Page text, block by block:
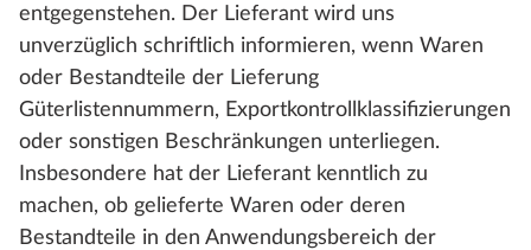
entgegenstehen. Der Lieferant wird uns
unverzüglich schriftlich informieren, wenn Waren
oder Bestandteile der Lieferung
Güterlistennummern, Exportkontrollklassifizierungen
oder sonstigen Beschränkungen unterliegen.
Insbesondere hat der Lieferant kenntlich zu
machen, ob gelieferte Waren oder deren
Bestandteile in den Anwendungsbereich der